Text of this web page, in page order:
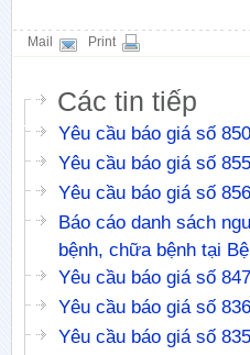
Mail Print
Các tin tiếp
Yêu cầu báo giá số
Yêu cầu báo giá số
Yêu cầu báo giá số
Báo cáo danh sách
bệnh, chữa bệnh tại
Yêu cầu báo giá số
Yêu cầu báo giá số
Yêu cầu báo giá số